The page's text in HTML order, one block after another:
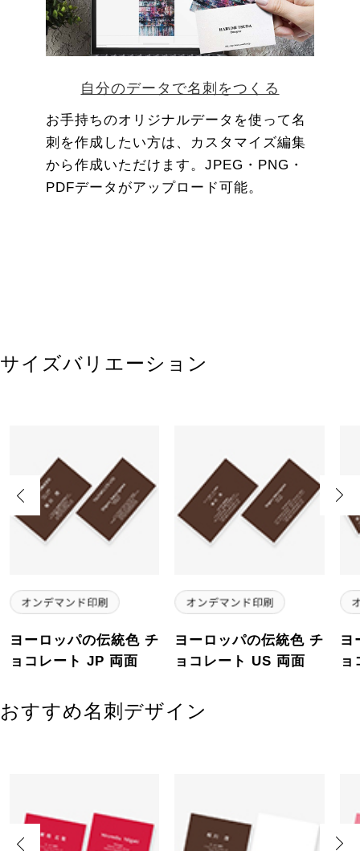
自分のデータで名刺をつくる
お手持ちのオリジナルデータを使って名
刺を作成したい方は、カスタマイズ編集
から作成いただけます。JPEG・PNG・
PDFデータがアップロード可能。
サイズバリエーション
ヨーロッパの伝統色 チ
ョコレート JP 両面
ヨーロッパの伝統色 チ
ョコレート US 両面
ヨ
Previous Next
おすすめ名刺デザイン
Previous